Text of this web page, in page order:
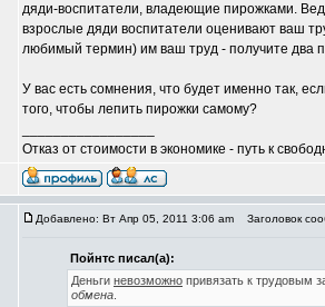
дяди-воспитатели, владеющие пирожками.
взрослые дяди воспитатели оценивают ваш
любимый термин) им ваш труд - получите два
У вас есть сомнения, что будет именно так,
того, чтобы лепить пирожки самому?
Отказ от стоимости в экономике - путь к
Добавлено: Вт Апр 05, 2011 3:06 am Заголовок
Пойнтс писал(а):
Деньги невозможно привязать к
обмена